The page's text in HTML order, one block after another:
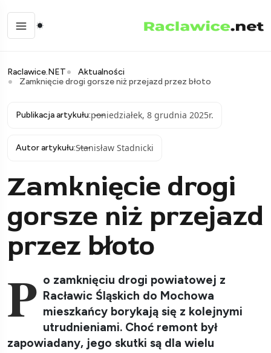
Raclawice.NET
Aktualności
Zamknięcie drogi gorsze niż przejazd przez błoto
Publikacja artykułu:poniedziałek, 8 grudnia 2025r.
Autor artykułu:Stanisław Stadnicki
Zamknięcie drogi
gorsze niż przejazd
przez błoto
P o zamknięciu drogi powiatowej z
Racławic Śląskich do Mochowa
mieszkańcy borykają się z kolejnymi
utrudnieniami. Choć remont był
zapowiadany, jego skutki są dla wielu